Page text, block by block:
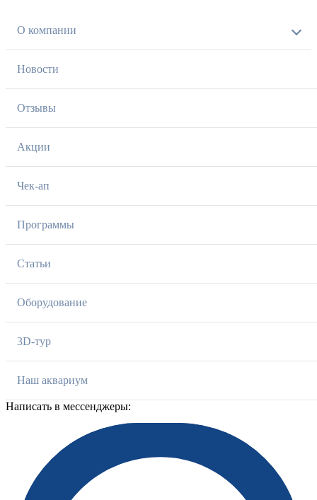
О компании
Новости
Отзывы
Акции
Чек-ап
Программы
Статьи
Оборудование
3D-тур
Наш аквариум
Написать в мессенджеры: